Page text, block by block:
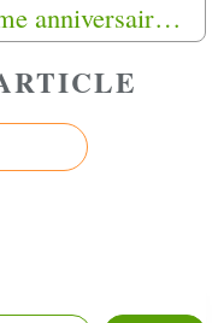
Samedi 15 Juin 2019, 57 ème anniversaire, arrivée des Harkis et leurs familles à Bourg-Lastic,Briffon et Lastic (63)